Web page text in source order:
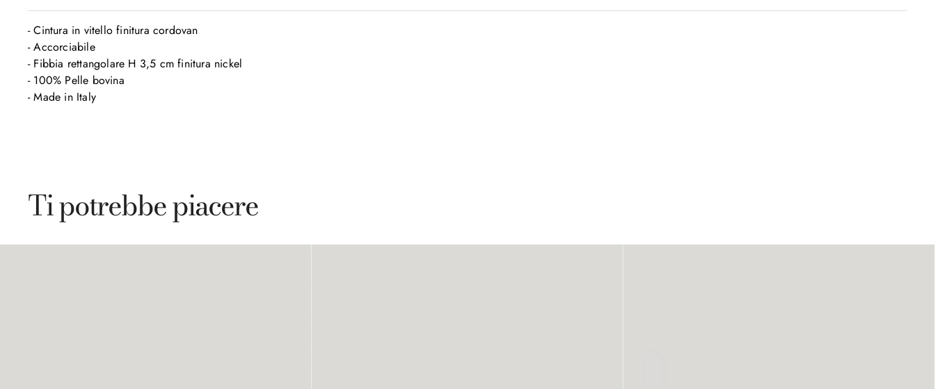
- Cintura in vitello finitura cordovan
- Accorciabile
- Fibbia rettangolare H 3,5 cm finitura nickel
- 100% Pelle bovina
- Made in Italy
Ti potrebbe piacere